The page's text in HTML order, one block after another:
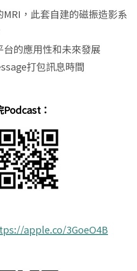
，此套自建的磁振造影系
的應用性和未來發展
打包訊息時間
：
apple.co/3GoeO4B